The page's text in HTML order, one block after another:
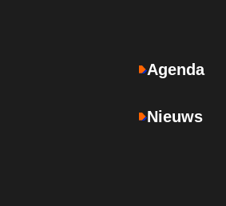
Agenda
Nieuws